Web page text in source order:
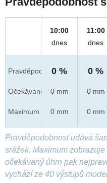
Pravděpod.
Očekáváno
Maximum
10:00
dnes
0 %
0 mm
0 mm
11:00
dnes
0 %
0 mm
0 mm
Pravděpodobnost udává
srážek. Maximum
očekávaný úhrn pak
vychází ze 40 výstupů